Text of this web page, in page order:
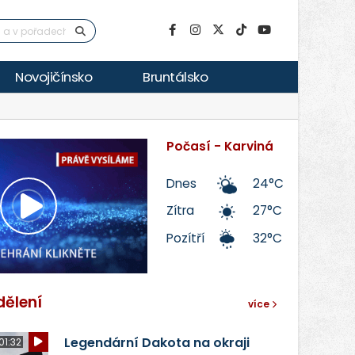
Novojičínsko Bruntálsko
Přehrát
video
Počasí - Karviná
Dnes
24°C
Zítra
27°C
Pozítří
32°C
více
Legendární Dakota na okraji